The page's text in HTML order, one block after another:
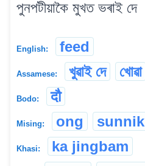
পুনপটীয়াকৈ মুখত ভৰাই দে
English: feed
Assamese: খুৱাই দে খোৱা
Bodo: दौ
Mising: ong sunnik
Khasi:
ka jingbam